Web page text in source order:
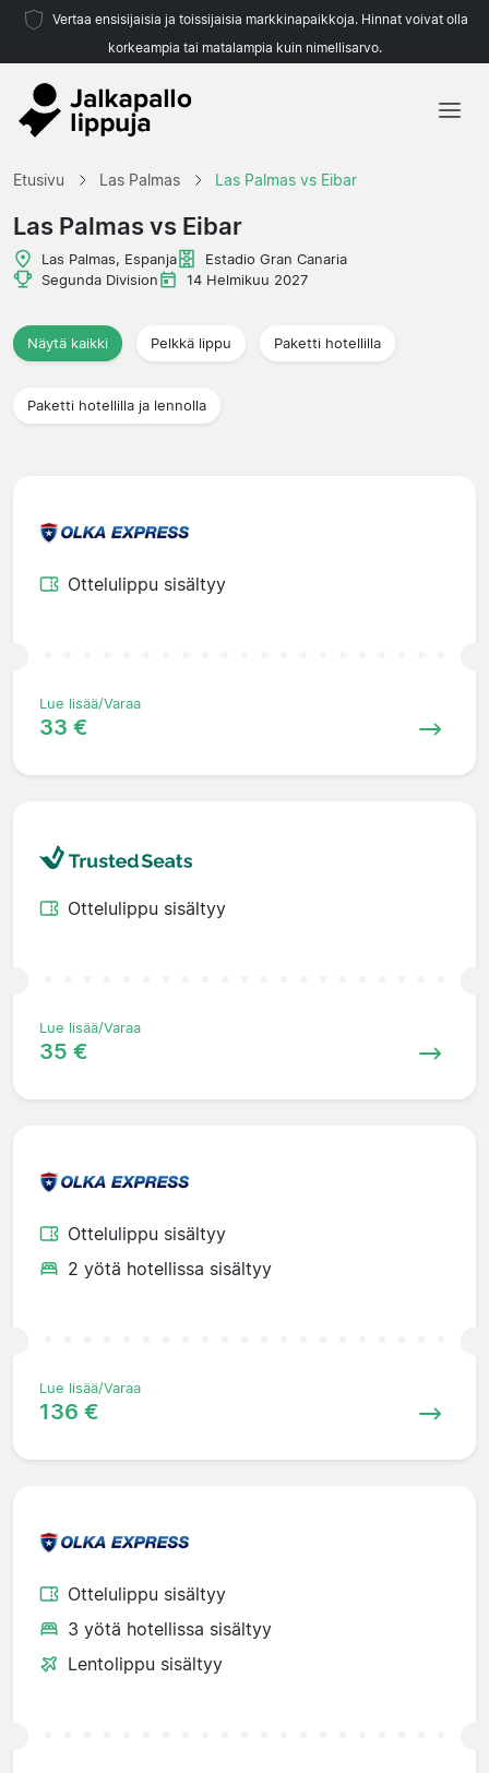
Vertaa ensisijaisia ja toissijaisia markkinapaikkoja. Hinnat voivat olla
korkeampia tai matalampia kuin nimellisarvo.
Matkatoimistoja
Etusivu Las Palmas Las Palmas vs Eibar
Las Palmas vs Eibar
Las Palmas, Espanja
Estadio Gran Canaria
Segunda Division
14 Helmikuu 2027
Näytä kaikki Pelkkä lippu Paketti hotellilla
Paketti hotellilla ja lennolla
Ottelulippu sisältyy
Lue lisää/Varaa
33 €
Ottelulippu sisältyy
Lue lisää/Varaa
35 €
Ottelulippu sisältyy
2 yötä hotellissa sisältyy
Lue lisää/Varaa
136 €
Ottelulippu sisältyy
3 yötä hotellissa sisältyy
Lentolippu sisältyy